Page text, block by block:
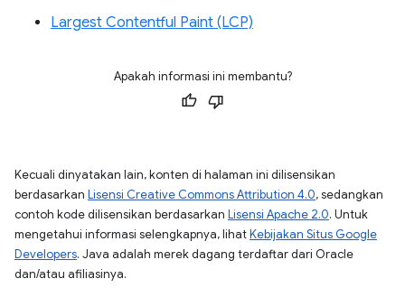
Largest Contentful Paint (LCP)
Apakah informasi ini membantu?
Kecuali dinyatakan lain, konten di halaman ini dilisensikan
berdasarkan Lisensi Creative Commons Attribution 4.0, sedangkan
contoh kode dilisensikan berdasarkan Lisensi Apache 2.0. Untuk
mengetahui informasi selengkapnya, lihatKebijakan Situs Google
Developers. Java adalah merek dagang terdaftar dari Oracle
dan/atau afiliasinya.